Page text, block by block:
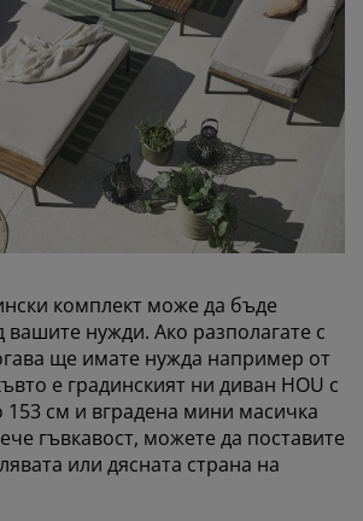
комплект може да бъде
вашите нужди. Ако разполагате с
ще имате нужда например от
е градинският ни диван HOU с
см и вградена мини масичка
гъвкавост, можете да поставите
или дясната страна на